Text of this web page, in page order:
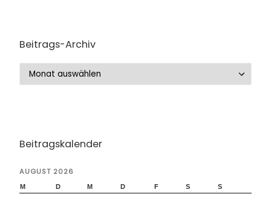
Beitrags-Archiv
Beitragskalender
AUGUST 2026
M D M D F S S